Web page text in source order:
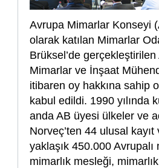
Avrupa Mimarlar Konseyi
olarak katılan Mimarlar
Brüksel’de
Mimarlar ve İnşaat
itibaren oy hakkına sahip
kabul edildi. 1990 yılında
anda AB üyesi ülkeler ve
Norveç’ten 44 ulusal
yaklaşık 450.000
mimarlık mesleği,